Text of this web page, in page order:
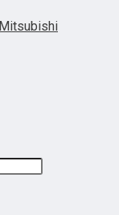
Mitsubishi